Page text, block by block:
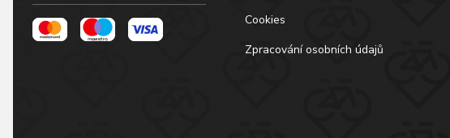
Cookies
Zpracování osobních údajů